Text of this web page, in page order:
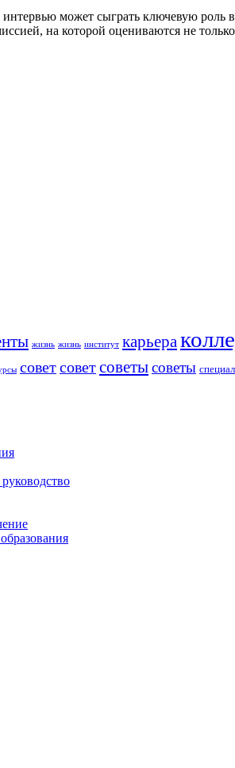
может сыграть ключевую роль
на которой оцениваются не
жизнь жизнь институт карьера
советсоветсоветысоветы